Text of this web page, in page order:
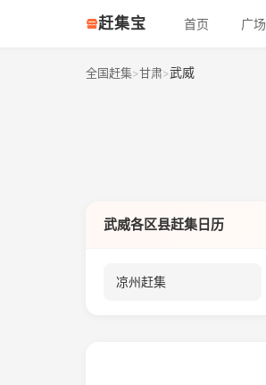
赶集宝 首页 广场
全国赶集>甘肃>武威
武威各区县赶集日历
凉州赶集